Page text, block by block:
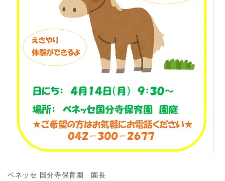
ベネッセ 国分寺保育園 園長